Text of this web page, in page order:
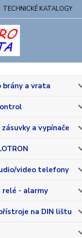
TECHNICKÉ KATALOGY
brány a vrata
zásuvky a vypínače
video telefony
relé - alarmy
na DIN lištu